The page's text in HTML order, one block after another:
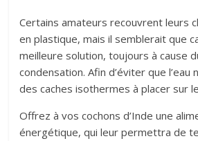
Certains amateurs recouvrent leurs
en plastique, mais il semblerait que
meilleure solution, toujours à cause
condensation. Afin d’éviter que l’eau
des caches isothermes à placer sur
Offrez à vos cochons d’Inde une
énergétique, qui leur permettra de